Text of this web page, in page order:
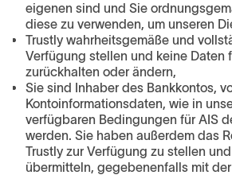
eigenen sind und Sie
diese zu verwenden, um unseren
Trustly wahrheitsgemäße und
Verfügung stellen und keine Daten
zurückhalten oder ändern,
Sie sind Inhaber des Bankkontos,
Kontoinformationsdaten, wie in
verfügbaren Bedingungen für AIS
werden. Sie haben außerdem das
Trustly zur Verfügung zu stellen
übermitteln, gegebenenfalls mit